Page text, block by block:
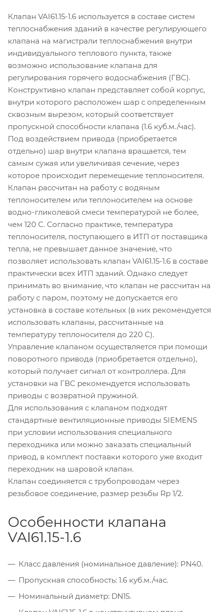
Клапан VAI61.15-1.6 используется в составе систем
теплоснабжения зданий в качестве регулирующего
клапана на магистрали теплоснабжения внутри
индивидуального теплового пункта, также
возможно использование клапана для
регулирования горячего водоснабжения (ГВС).
Конструктивно клапан представляет собой корпус,
внутри которого расположен шар с определенным
сквозным вырезом, который соответствует
пропускной способности клапана (1.6 куб.м./час).
Под воздействием привода (приобретается
отдельно) шар внутри клапана вращается, тем
самым сужая или увеличивая сечение, через
которое происходит перемещение теплоносителя.
Клапан рассчитан на работу с водяным
теплоносителем или теплоносителем на основе
водно-гликолевой смеси температурой не более,
чем 120 C. Согласно практике, температура
теплоносителя, поступающего в ИТП от поставщика
тепла, не превышает данное значение, что
позволяет использовать клапан VAI61.15-1.6 в составе
практически всех ИТП зданий. Однако следует
принимать во внимание, что клапан не рассчитан на
работу с паром, поэтому не допускается его
установка в составе котельных (в них рекомендуется
использовать клапаны, рассчитанные на
температуру теплоносителя до 220 C).
Управление клапаном осуществляется при помощи
поворотного привода (приобретается отдельно),
который получает сигнал от контроллера. Для
установки на ГВС рекомендуется использовать
приводы с возвратной пружиной.
Для использования с клапаном подходят
стандартные вентиляционные приводы SIEMENS
при условии использования специального
переходника или можно заказать специальный
привод, в комплект поставки которого уже входит
переходник на шаровой клапан.
Клапан соединяется с трубопроводам через
резьбовое соединение, размер резьбы Rp 1/2.
Особенности клапана
VAI61.15-1.6
Класс давления (номинальное давление): PN40.
Пропускная способность: 1.6 куб.м./час.
Номинальный диаметр: DN15.